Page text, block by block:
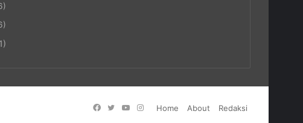
Home About Redaksi
Facebook
TwitterYouTube
Instagram